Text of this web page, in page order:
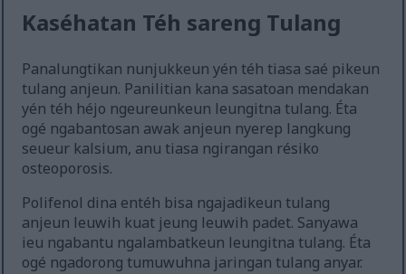
Kaséhatan Téh sareng Tulang
Panalungtikan nunjukkeun yén téh tiasa saé pikeun
tulang anjeun. Panilitian kana sasatoan mendakan
yén téh héjo ngeureunkeun leungitna tulang. Éta
ogé ngabantosan awak anjeun nyerep langkung
seueur kalsium, anu tiasa ngirangan résiko
osteoporosis.
Polifenol dina entéh bisa ngajadikeun tulang
anjeun leuwih kuat jeung leuwih padet. Sanyawa
ieu ngabantu ngalambatkeun leungitna tulang. Éta
ogé ngadorong tumuwuhna jaringan tulang anyar.